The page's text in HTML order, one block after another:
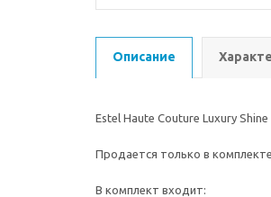
Описание
Estel Haute Couture Luxury
Продается только в
В комплект входит: